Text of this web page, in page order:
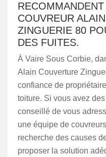
COUVREUR
ZINGUERIE 80
DES FUITES.
À Vaire Sous Corbie,
Alain Couverture
confiance de
toiture. Si vous avez
conseillé de vous
une équipe de
recherche des causes
proposer la solution